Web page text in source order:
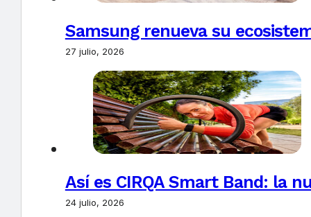
Samsung renueva su
27 julio, 2026
Así es CIRQA Smart Band: la
24 julio, 2026